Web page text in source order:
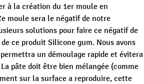
à la création du 1er moule en
moule sera le négatif de notre
solutions pour faire ce négatif de
ce produit Silicone gum. Nous avons
un démoulage rapide et évitera
pâte doit être bien mélangée (comme
sur la surface a reproduire, cette